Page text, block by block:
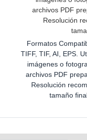
archivos PDF
Resolución
Formatos
TIFF, TIF, AI, EPS.
imágenes o
archivos PDF
Resolución
tamaño